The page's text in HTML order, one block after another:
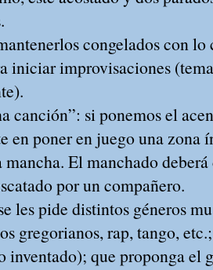
congelados con lo
iniciar improvisaciones
canción”: si ponemos el
en poner en juego una zona
mancha. El manchado
por un compañero.
les pide distintos géneros
gregorianos, rap, tango,
inventado); que proponga el